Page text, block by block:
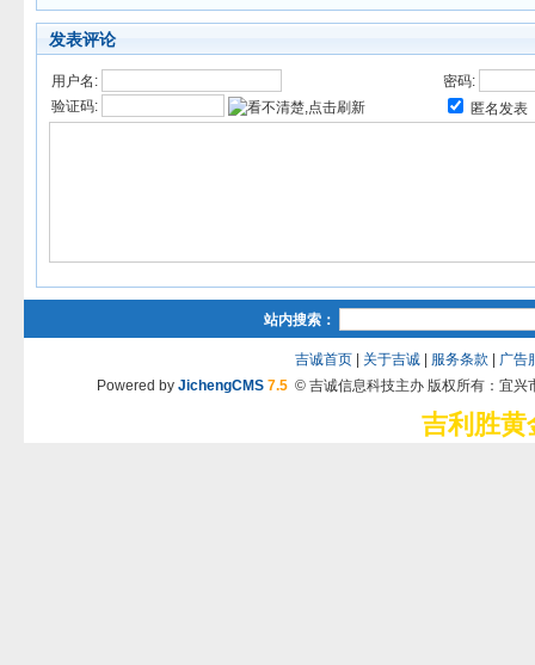
发表评论
用户名:
密码:
验证码:
匿名发表
站内搜索：
吉诚首页 关于吉诚 服务条款
广告
Powered by JichengCMS 7.5© 吉诚信息科技主办 版权所有：宜兴
吉利胜